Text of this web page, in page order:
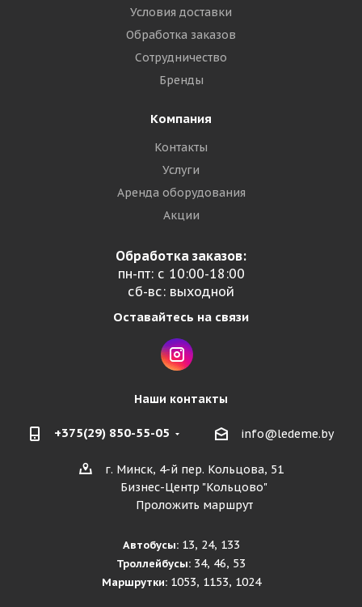
Условия доставки
Обработка заказов
Сотрудничество
Бренды
Компания
Контакты
Услуги
Аренда оборудования
Акции
Обработка заказов:
пн-пт: с 10:00-18:00
сб-вс: выходной
Оставайтесь на связи
Наши контакты
+375(29) 850-55-05 info@ledeme.by
г. Минск, 4-й пер. Кольцова, 51
Бизнес-Центр "Кольцово"
Проложить маршрут
Автобусы:13, 24, 133
Троллейбусы: 34, 46, 53
Маршрутки:1053, 1153, 1024